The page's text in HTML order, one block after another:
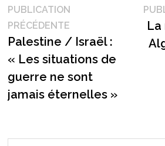
Navigation
de
l’article
PUBLICATION
PRÉCÉDENTEPublication
précédente :
Palestine / Israël :
« Les situations de
guerre ne sont
jamais éternelles »